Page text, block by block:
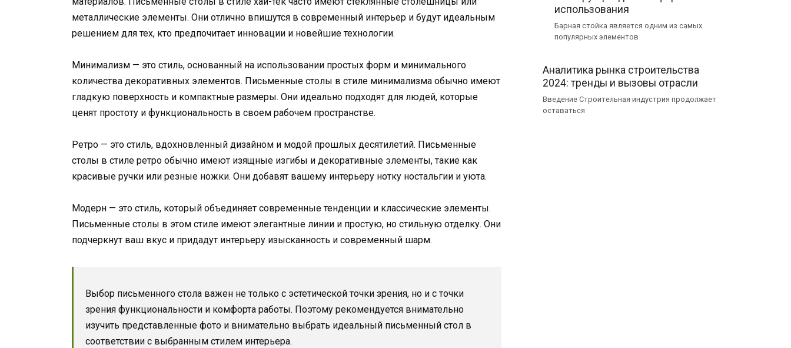
металлические элементы. Они отлично впишутся в современный интерьер и будут идеальным
решением для тех, кто предпочитает инновации и новейшие технологии.
Минимализм — это стиль, основанный на использовании простых форм и минимального
количества декоративных элементов. Письменные столы в стиле минимализма обычно имеют
гладкую поверхность и компактные размеры. Они идеально подходят для людей, которые
ценят простоту и функциональность в своем рабочем пространстве.
Ретро — это стиль, вдохновленный дизайном и модой прошлых десятилетий. Письменные
столы в стиле ретро обычно имеют изящные изгибы и декоративные элементы, такие как
красивые ручки или резные ножки. Они добавят вашему интерьеру нотку ностальгии и уюта.
Модерн — это стиль, который объединяет современные тенденции и классические элементы.
Письменные столы в этом стиле имеют элегантные линии и простую, но стильную отделку. Они
подчеркнут ваш вкус и придадут интерьеру изысканность и современный шарм.
Выбор письменного стола важен не только с эстетической точки зрения, но и с точки
зрения функциональности и комфорта работы. Поэтому рекомендуется внимательно
изучить представленные фото и внимательно выбрать идеальный письменный стол в
соответствии с выбранным стилем интерьера.
использования
Барная стойка является одним из самых
популярных элементов
Аналитика рынка строительства
2024: тренды и вызовы отрасли
Введение Строительная индустрия продолжает
оставаться